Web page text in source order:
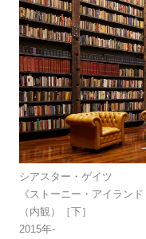
シアスター・ゲイツ
《ストーニー・アイラン
（内観）［下］
2015年-